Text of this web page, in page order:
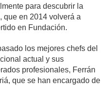
para descubrir la
que en 2014 volverá a
en Fundación.
los mejores chefs del
actual y sus
profesionales, Ferrán
que se han encargado de